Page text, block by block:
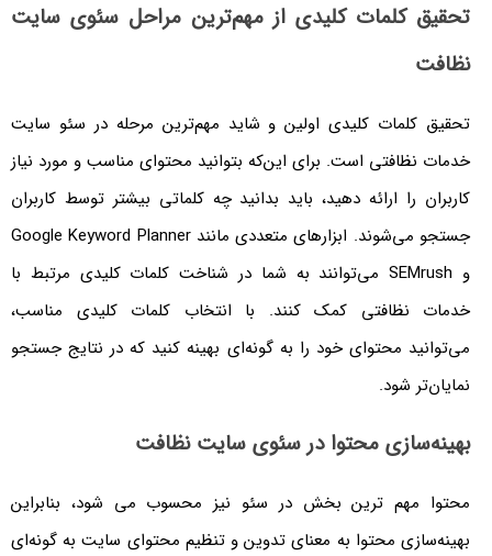
تحقیق کلمات کلیدی از مهم‌ترین مراحل سئوی سایت
نظافت
تحقیق کلمات کلیدی اولین و شاید مهم‌ترین مرحله در سئو سایت
خدمات نظافتی است. برای این‌که بتوانید محتوای مناسب و مورد نیاز
کاربران را ارائه دهید، باید بدانید چه کلماتی بیشتر توسط کاربران
جستجو می‌شوند. ابزارهای متعددی مانند Google Keyword Planner
و SEMrush می‌توانند به شما در شناخت کلمات کلیدی مرتبط با
خدمات نظافتی کمک کنند. با انتخاب کلمات کلیدی مناسب،
می‌توانید محتوای خود را به گونه‌ای بهینه کنید که در نتایج جستجو
نمایان‌تر شود.
بهینه‌سازی محتوا در سئوی سایت نظافت
محتوا مهم ترین بخش در سئو نیز محسوب می شود، بنابراین
بهینه‌سازی محتوا به معنای تدوین و تنظیم محتوای سایت به گونه‌ای